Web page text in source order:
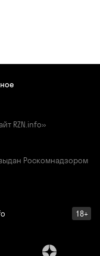
RZN.info»
Роскомнадзором
18+